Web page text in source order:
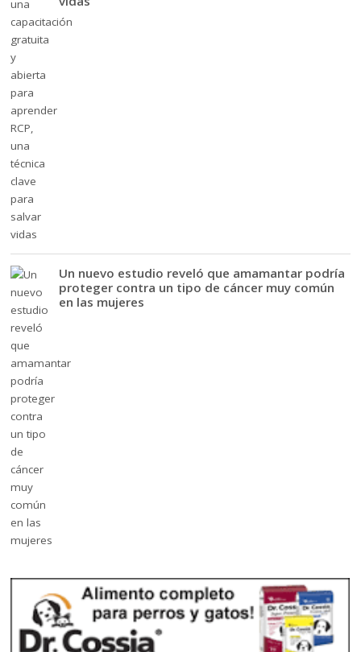
Un nuevo estudio reveló que amamantar podría
proteger contra un tipo de cáncer muy común
en las mujeres